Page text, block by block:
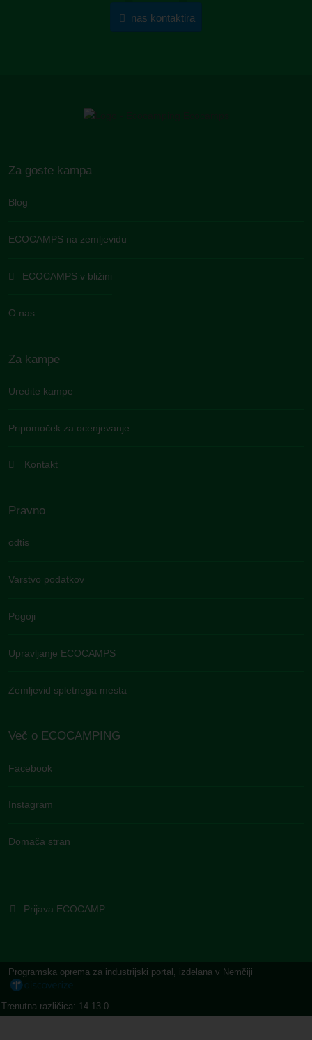
Če imate kakršna koli vprašanja ali potrebujete pomoč, ne
oklevajte in nas kontaktirajte. Tukaj smo, da vam
nas kontaktira
Za goste kampa
Blog
ECOCAMPS na zemljevidu
ECOCAMPS v bližini
O nas
Za kampe
Uredite kampe
Pripomoček za ocenjevanje
Kontakt
Pravno
odtis
Varstvo podatkov
Pogoji
Upravljanje ECOCAMPS
Zemljevid spletnega mesta
Več o ECOCAMPING
Facebook
Instagram
Domača stran
Prijava ECOCAMP
Programska oprema za industrijski portal, izdelana v Nemčiji
Trenutna različica: 14.13.0